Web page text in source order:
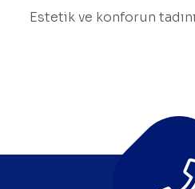
Estetik ve konforun